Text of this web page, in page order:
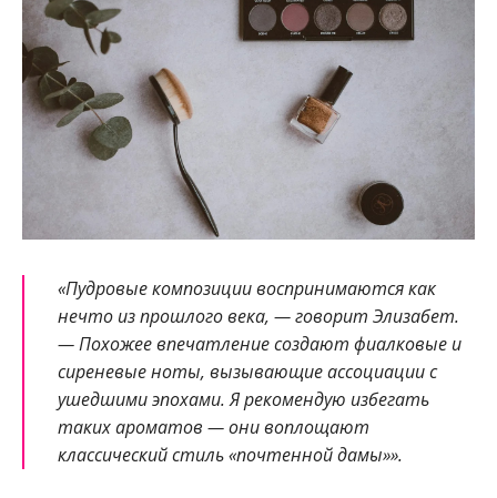
«Пудровые композиции воспринимаются как
нечто из прошлого века, — говорит Элизабет.
— Похожее впечатление создают фиалковые и
сиреневые ноты, вызывающие ассоциации с
ушедшими эпохами. Я рекомендую избегать
таких ароматов — они воплощают
классический стиль «почтенной дамы»».